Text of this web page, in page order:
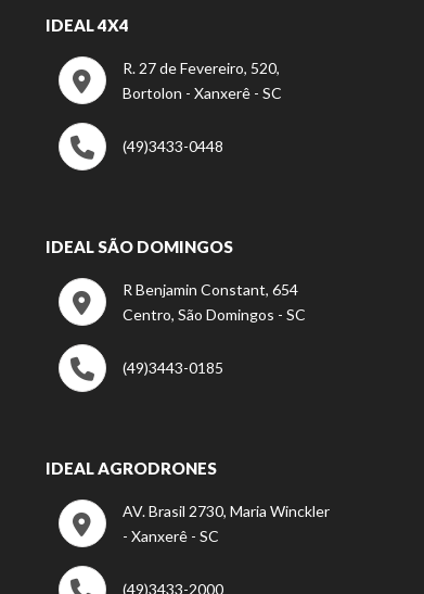
IDEAL 4X4
R. 27 de Fevereiro, 520,
Bortolon - Xanxerê - SC
(49)3433-0448
IDEAL SÃO DOMINGOS
R Benjamin Constant, 654
Centro, São Domingos - SC
(49)3443-0185
IDEAL AGRODRONES
AV. Brasil 2730, Maria Winckler
- Xanxerê - SC
(49)3433-2000